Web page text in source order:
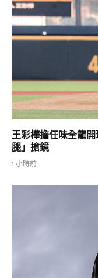
王彩樺擔任味全龍
腿」搶鏡
1 小時前